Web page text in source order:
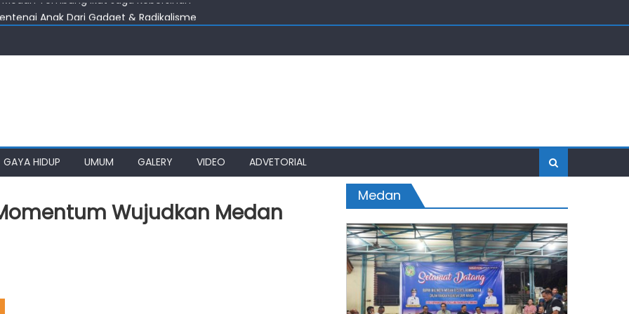
Anak Dari Gadget & Radikalisme
GAYA HIDUP UMUM GALERY VIDEO ADVETORIAL
Wujudkan Medan
Medan